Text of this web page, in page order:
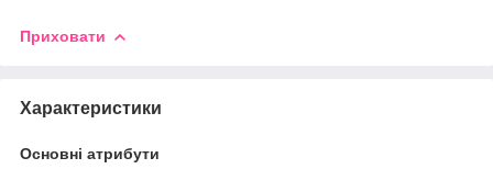
Приховати
Характеристики
Основні атрибути